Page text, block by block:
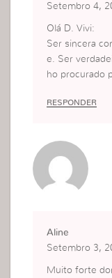
Setembro 4,
Olá D. Vivi:
Ser sincera
e. Ser
ho procurado
RESPONDER
Aline
Setembro 3,
Muito forte